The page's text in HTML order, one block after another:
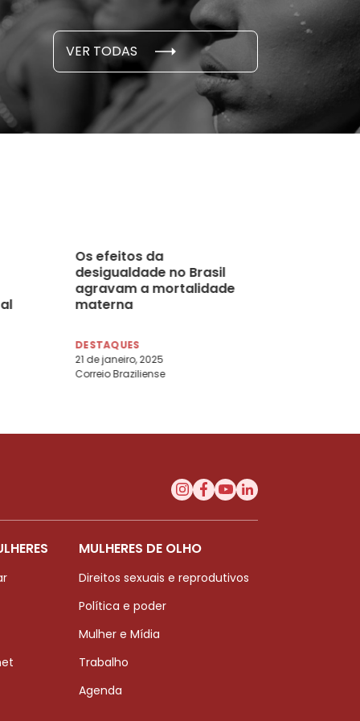
VER TODAS
E PESQUISAS
novembro, 2021
Os efeitos da
desigualdade no Brasil
agravam a mortalidade
materna
DESTAQUES
21 de janeiro, 2025
Correio Braziliense
MULHERES DE OLHO
Direitos sexuais e reprodutivos
Política e poder
Mulher e Mídia
Trabalho
Agenda